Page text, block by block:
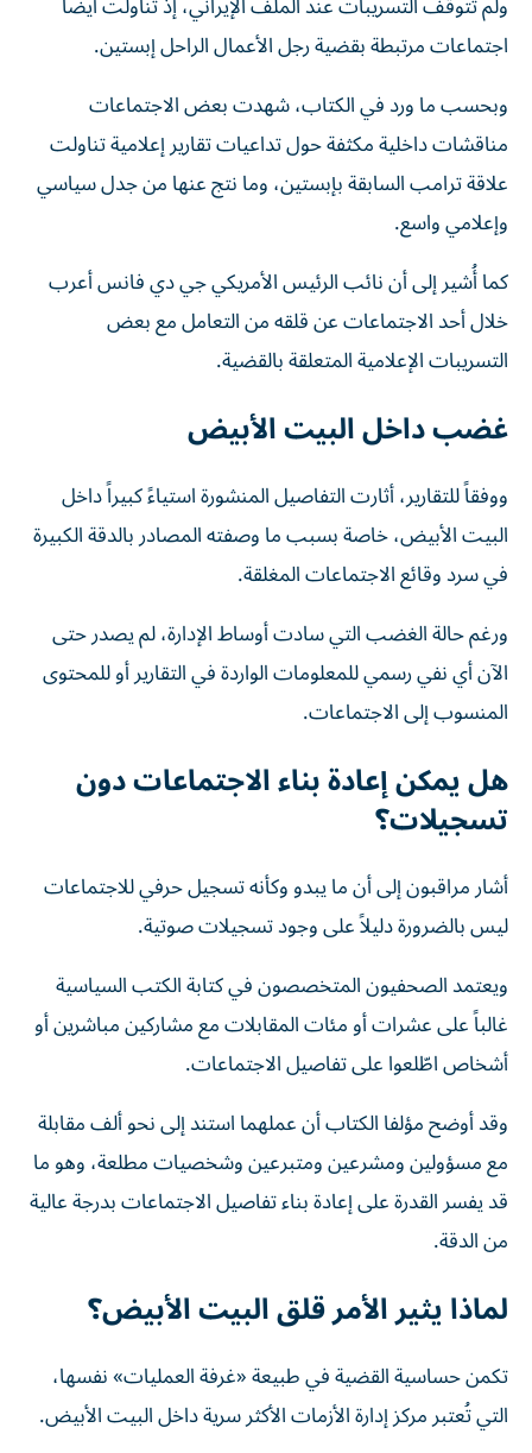
اجتماعات مرتبطة بقضية رجل الأعمال الراحل إبستين.
وبحسب ما ورد في الكتاب، شهدت بعض الاجتماعات
مناقشات داخلية مكثفة حول تداعيات تقارير إعلامية تناولت
علاقة ترامب السابقة بإبستين، وما نتج عنها من جدل سياسي
وإعلامي واسع.
كما أُشير إلى أن نائب الرئيس الأمريكي جي دي فانس أعرب
خلال أحد الاجتماعات عن قلقه من التعامل مع بعض
التسريبات الإعلامية المتعلقة بالقضية.
غضب داخل البيت الأبيض
ووفقاً للتقارير، أثارت التفاصيل المنشورة استياءً كبيراً داخل
البيت الأبيض، خاصة بسبب ما وصفته المصادر بالدقة الكبيرة
في سرد وقائع الاجتماعات المغلقة.
ورغم حالة الغضب التي سادت أوساط الإدارة، لم يصدر حتى
الآن أي نفي رسمي للمعلومات الواردة في التقارير أو للمحتوى
المنسوب إلى الاجتماعات.
هل يمكن إعادة بناء الاجتماعات دون
تسجيلات؟
أشار مراقبون إلى أن ما يبدو وكأنه تسجيل حرفي للاجتماعات
ليس بالضرورة دليلاً على وجود تسجيلات صوتية.
ويعتمد الصحفيون المتخصصون في كتابة الكتب السياسية
غالباً على عشرات أو مئات المقابلات مع مشاركين مباشرين أو
أشخاص اطّلعوا على تفاصيل الاجتماعات.
وقد أوضح مؤلفا الكتاب أن عملهما استند إلى نحو ألف مقابلة
مع مسؤولين ومشرعين ومتبرعين وشخصيات مطلعة، وهو ما
قد يفسر القدرة على إعادة بناء تفاصيل الاجتماعات بدرجة عالية
من الدقة.
لماذا يثير الأمر قلق البيت الأبيض؟
تكمن حساسية القضية في طبيعة «غرفة العمليات» نفسها،
التي تُعتبر مركز إدارة الأزمات الأكثر سرية داخل البيت الأبيض.